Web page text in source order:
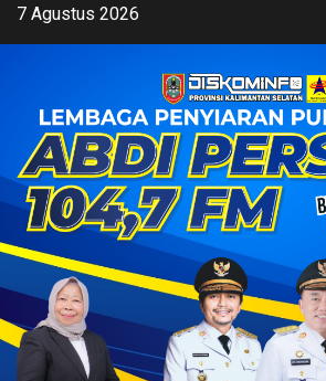
Skip7 Agustus 2026